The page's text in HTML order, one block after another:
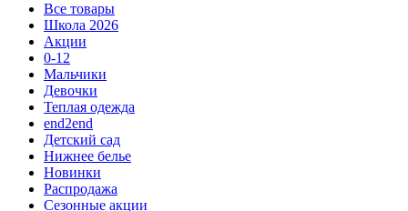
Все товары
Школа 2026
Акции
0-12
Мальчики
Девочки
Теплая одежда
end2end
Детский сад
Нижнее белье
Новинки
Распродажа
Сезонные акции